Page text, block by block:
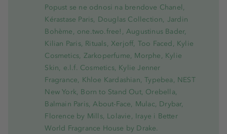
Popust se ne odnosi na brendove Chanel,
Kérastase Paris, Douglas Collection, Jardin
Bohème, one.two.free!, Augustinus Bader,
Kilian Paris, Rituals, Xerjoff, Too Faced, Kylie
Cosmetics, Zarkoperfume, Morphe, Kylie
Skin, e.l.f. Cosmetics, Kylie Jenner
Fragrance, Khloe Kardashian, Typebea, NEST
New York, Born to Stand Out, Orebella,
Balmain Paris, About-Face, Mulac, Drybar,
Florence by Mills, Lolavie, Iraye i Better
World Fragrance House by Drake.